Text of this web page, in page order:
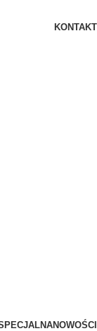
KONTAKT
NOWOŚCI